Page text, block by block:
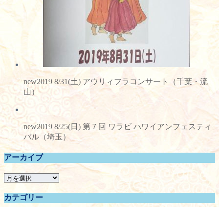
new2019 8/31(土) アウリィフラコンサート（千葉・流
山）
new2019 8/25(日) 第７回 ワラビ ハワイアンフェスティ
バル（埼玉）
アーカイブ
ア
カ
カテゴリー